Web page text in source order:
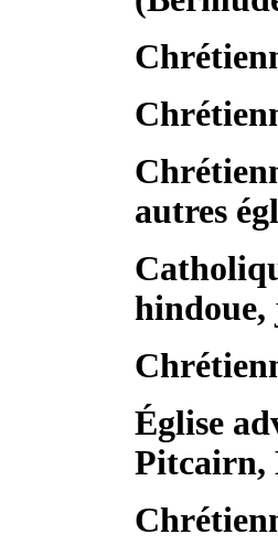
autres
Église
Pitcairn,